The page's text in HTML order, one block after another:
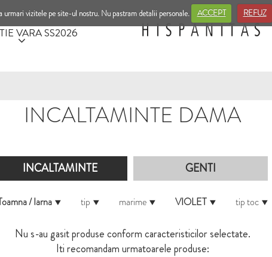
vizitele pe site-ul nostru. Nu pastram detalii personale. ACCEPT REFUZ
VARA SS2026
INCALTAMINTE DAMA
INCALTAMINTE GENTI
/ Iarna tip marime VIOLET tip toc
Nu s-au gasit produse conform caracteristicilor selectate.
Iti recomandam urmatoarele produse: